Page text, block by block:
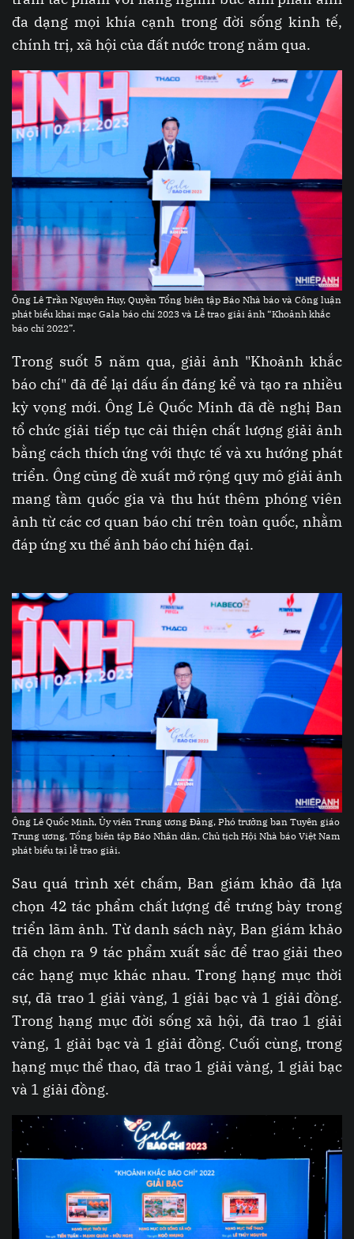
đa dạng mọi khía cạnh trong đời sống kinh tế,
chính trị, xã hội của đất nước trong năm qua.
Ông Lê Trần Nguyên Huy, Quyền Tổng biên tập Báo Nhà báo và Công luận
phát biểu khai mạc Gala báo chí 2023 và Lễ trao giải ảnh “Khoảnh khắc
báo chí 2022”.
Trong suốt 5 năm qua, giải ảnh "Khoảnh khắc
báo chí" đã để lại dấu ấn đáng kể và tạo ra nhiều
kỳ vọng mới. Ông Lê Quốc Minh đã đề nghị Ban
tổ chức giải tiếp tục cải thiện chất lượng giải ảnh
bằng cách thích ứng với thực tế và xu hướng phát
triển. Ông cũng đề xuất mở rộng quy mô giải ảnh
mang tầm quốc gia và thu hút thêm phóng viên
ảnh từ các cơ quan báo chí trên toàn quốc, nhằm
đáp ứng xu thế ảnh báo chí hiện đại.
Ông Lê Quốc Minh, Ủy viên Trung ương Đảng, Phó trưởng ban Tuyên giáo
Trung ương, Tổng biên tập Báo Nhân dân, Chủ tịch Hội Nhà báo Việt Nam
phát biểu tại lễ trao giải.
Sau quá trình xét chấm, Ban giám khảo đã lựa
chọn 42 tác phẩm chất lượng để trưng bày trong
triển lãm ảnh. Từ danh sách này, Ban giám khảo
đã chọn ra 9 tác phẩm xuất sắc để trao giải theo
các hạng mục khác nhau. Trong hạng mục thời
sự, đã trao 1 giải vàng, 1 giải bạc và 1 giải đồng.
Trong hạng mục đời sống xã hội, đã trao 1 giải
vàng, 1 giải bạc và 1 giải đồng. Cuối cùng, trong
hạng mục thể thao, đã trao 1 giải vàng, 1 giải bạc
và 1 giải đồng.